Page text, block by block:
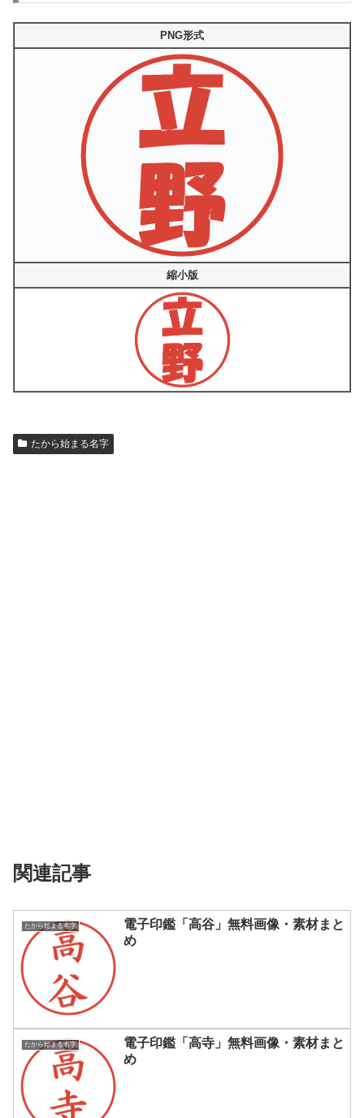
PNG形式
縮小版
たから始まる名字
関連記事
たから始まる名字
電子印鑑「高谷」無料画像・素材まと
め
たから始まる名字
電子印鑑「高寺」無料画像・素材まと
め